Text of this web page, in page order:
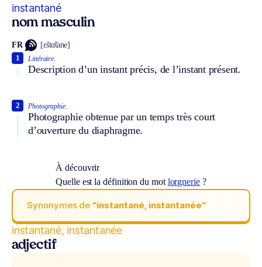
instantané
nom masculin
FR [ɛ̃stɑ̃tane]
Littéraire.
Description d’un instant précis, de l’instant présent.
1
Photographie.
Photographie obtenue par un temps très court
d’ouverture du diaphragme.
2
À découvrir
Quelle est la définition du mot lorgnerie?
Synonymes de “instantané, instantanée“
instantané, instantanée
adjectif